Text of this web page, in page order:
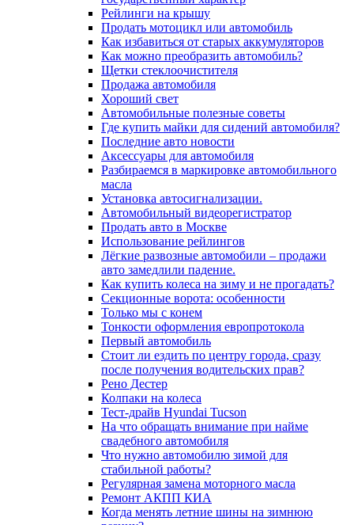
Рейлинги на крышу
Продать мотоцикл или автомобиль
Как избавиться от старых аккумуляторов
Как можно преобразить автомобиль?
Щетки стеклоочистителя
Продажа автомобиля
Хороший свет
Автомобильные полезные советы
Где купить майки для сидений автомобиля?
Последние авто новости
Аксессуары для автомобиля
Разбираемся в маркировке автомобильного
масла
Установка автосигнализации.
Автомобильный видеорегистратор
Продать авто в Москве
Использование рейлингов
Лёгкие развозные автомобили – продажи
авто замедлили падение.
Как купить колеса на зиму и не прогадать?
Секционные ворота: особенности
Только мы с конем
Тонкости оформления европротокола
Первый автомобиль
Стоит ли ездить по центру города, сразу
после получения водительских прав?
Рено Дестер
Колпаки на колеса
Тест-драйв Hyundai Tucson
На что обращать внимание при найме
свадебного автомобиля
Что нужно автомобилю зимой для
стабильной работы?
Регулярная замена моторного масла
Ремонт АКПП КИА
Когда менять летние шины на зимнюю